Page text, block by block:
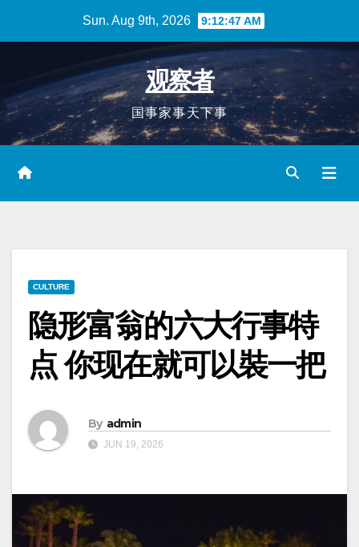
Sun. Aug 9th, 2026 9:12:48 AM
观察者
国事家事天下事
CULTURE
隐形富翁的六大行事特
点 你现在就可以裝一把
By admin
JUN 19, 2026